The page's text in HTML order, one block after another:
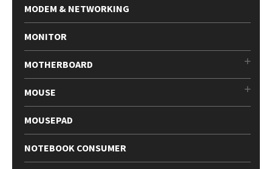
MODEM & NETWORKING
MONITOR
MOTHERBOARD
MOUSE
MOUSEPAD
NOTEBOOK CONSUMER